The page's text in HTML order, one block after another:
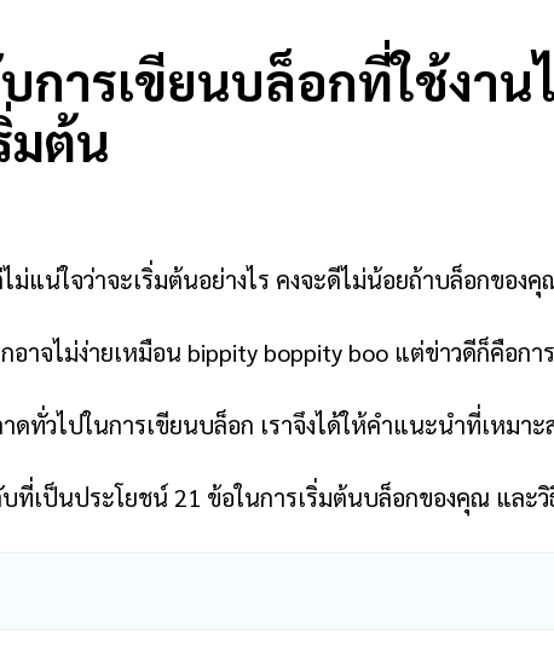
การเขียนบล็อกที่ใช้งา
มต้น
ม่แน่ใจว่าจะเริ่มต้นอย่างไร คงจะดีไม่น้อยถ้าบล็อกขอ
อาจไม่ง่ายเหมือน bippity boppity boo แต่ข่าวดีก็คือก
ดทั่วไปในการเขียนบล็อก เราจึงได้ให้คำแนะนำที่เหม
ที่เป็นประโยชน์ 21 ข้อในการเริ่มต้นบล็อกของคุณ และ